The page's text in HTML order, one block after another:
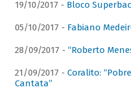
19/10/2017 - Bloco
05/10/2017 - Fabiano
28/09/2017 - “Roberto
21/09/2017 - Coralito:
Cantata”